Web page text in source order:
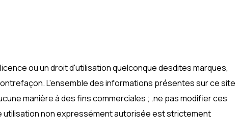
ou un droit d'utilisation quelconque desdites marques,
L'ensemble des informations présentes sur ce site
manière à des fins commerciales ; .ne pas modifier ces
utilisation non expressément autorisée est strictement